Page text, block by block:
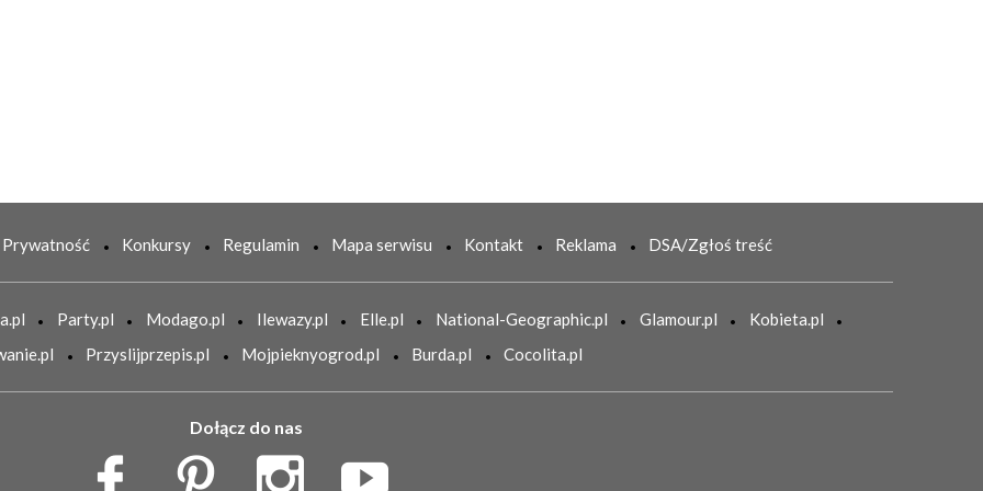
Prywatność Konkursy Regulamin Mapa serwisu Kontakt Reklama DSA/Zgłoś treść
Party.pl Modago.pl Ilewazy.pl Elle.pl National-Geographic.pl Glamour.pl
Kobieta.pl
Przyslijprzepis.pl Mojpieknyogrod.pl Burda.pl Cocolita.pl
Dołącz do nas